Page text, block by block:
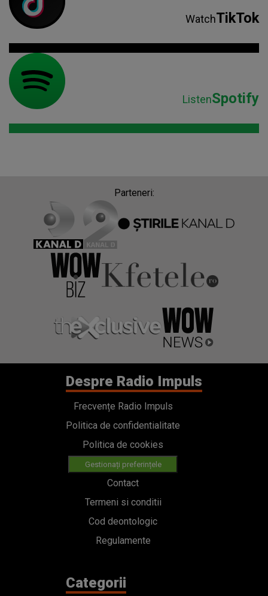
Despre Radio Impuls
Frecvențe Radio Impuls
Politica de confidentialitate
Politica de cookies
Contact
Termeni si conditii
Cod deontologic
Regulamente
Categorii
Stiri
Emisiuni
Echipa
Concursuri